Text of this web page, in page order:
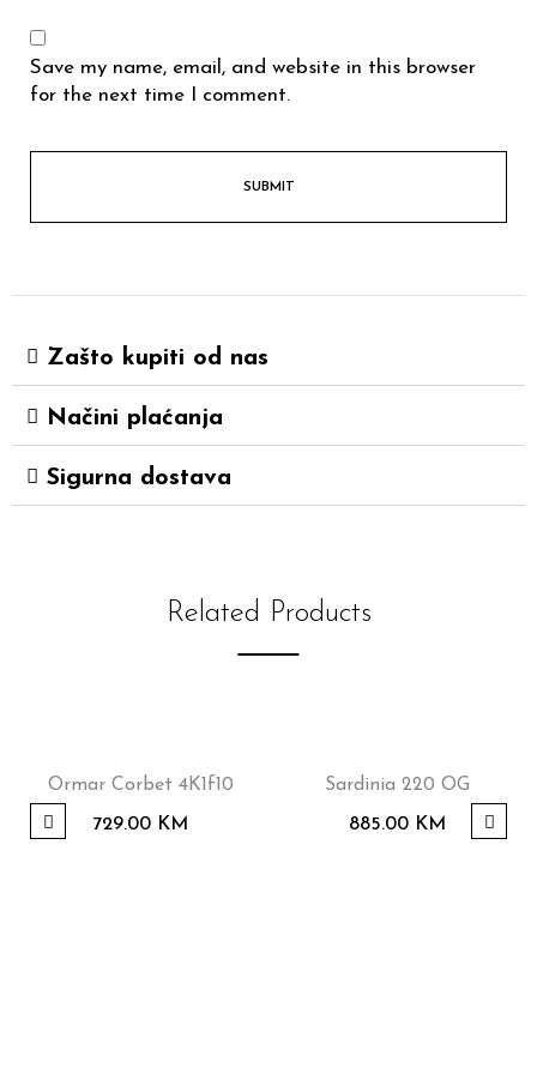
Save my name, email, and website in this browser
for the next time I comment.
Zašto kupiti od nas
Načini plaćanja
Sigurna dostava
Related Products
Ormar Corbet 4K1f10
729.00 KM
Sardinia 220 OG
885.00 KM